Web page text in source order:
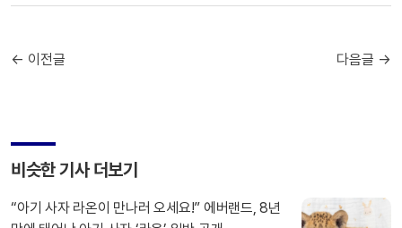
← 이전글 다음글 →
비슷한 기사 더보기
“아기 사자 라온이 만나러 오세요!” 에버랜드, 8년